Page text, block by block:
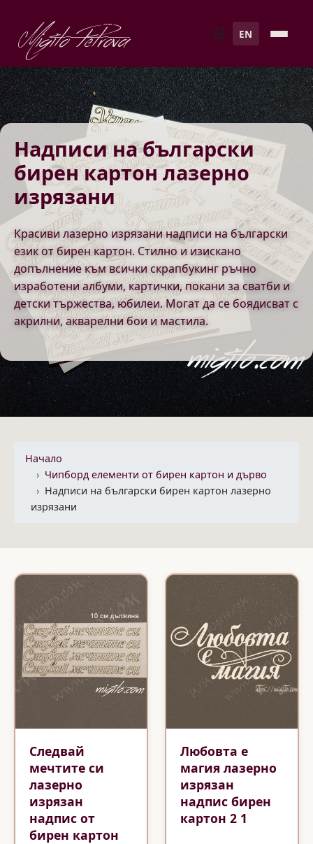
Migito Petrova 🛒 EN
Надписи на български
бирен картон лазерно
изрязани
Красиви лазерно изрязани надписи на български
език от бирен картон. Стилно и изискано
допълнение към всички скрапбукинг ръчно
изработени албуми, картички, покани за сватби и
детски тържества, юбилеи. Могат да се боядисват с
акрилни, акварелни бои и мастила.
Начало
Чипборд елементи от бирен картон и дърво
Надписи на български бирен картон лазерно
изрязани
Следвай
мечтите си
лазерно
изрязан
надпис от
бирен картон
Любовта е
магия лазерно
изрязан
надпис бирен
картон 2 1